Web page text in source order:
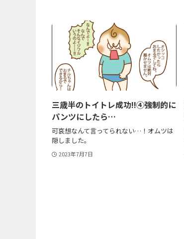
三歳半のトイトレ成功!!④強制的に
パンツにしたら…
可哀想なんて言ってられない…！オムツは
隠しました。
2023年7月7日